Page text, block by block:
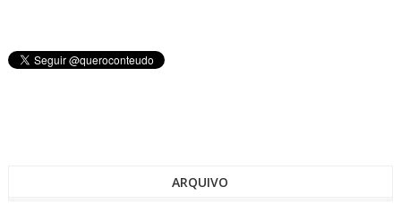
ARQUIVO